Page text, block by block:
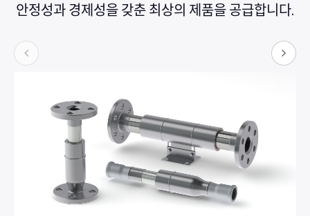
안정성과 경제성을 갖춘 최상의 제품을 공급합니다.